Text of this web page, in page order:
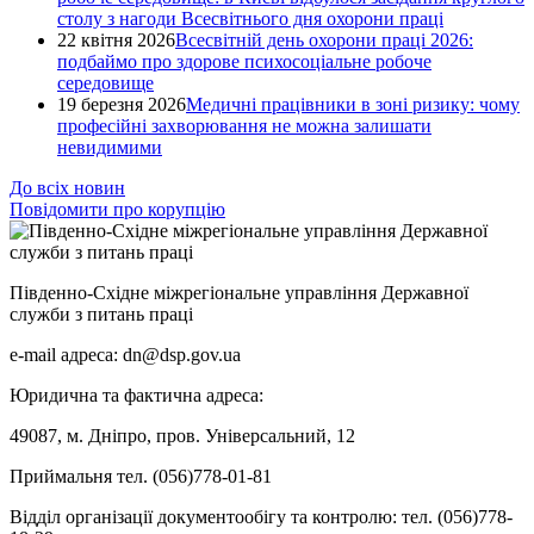
столу з нагоди Всесвітнього дня охорони праці
22 квітня 2026Всесвітній день охорони праці 2026:
подбаймо про здорове психосоціальне робоче
середовище
19 березня 2026Медичні працівники в зоні ризику: чому
професійні захворювання не можна залишати
невидимими
До всіх новин
Повідомити про корупцію
Південно-Східне міжрегіональне управління Державної
служби з питань праці
e-mail адреса: dn@dsp.gov.ua
Юридична та фактична адреса:
49087, м. Дніпро, пров. Універсальний, 12
Приймальня тел. (056)778-01-81
Відділ організації документообігу та контролю: тел. (056)778-